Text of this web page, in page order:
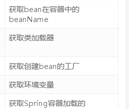
获取bean在容器中的
beanName
获取类加载器
获取创建bean的工厂
获取环境变量
获取Spring容器加载的